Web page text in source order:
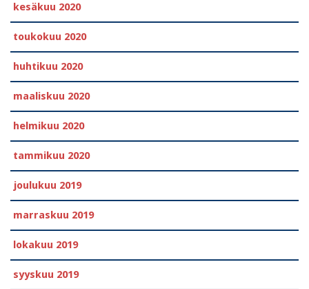
kesäkuu 2020
toukokuu 2020
huhtikuu 2020
maaliskuu 2020
helmikuu 2020
tammikuu 2020
joulukuu 2019
marraskuu 2019
lokakuu 2019
syyskuu 2019